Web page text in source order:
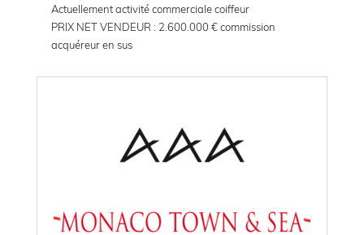
Actuellement activité commerciale coiffeur
PRIX NET VENDEUR : 2.600.000 € commission
acquéreur en sus